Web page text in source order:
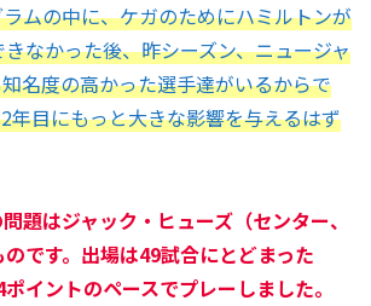
ムの中に、ケガのためにハミルトンが
なかった後、昨シーズン、ニュージャ
名度の高かった選手達がいるからで
年目にもっと大きな影響を与えるはず
題はジャック・ヒューズ （センター、
です。出場は49試合にとどまった
イントのペースでプレーしました。